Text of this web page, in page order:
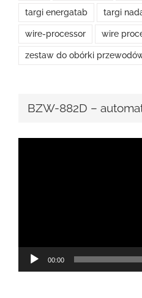
targi energatab targi
wire-processor wire
zestaw do obórki
BZW-882D –
00:00